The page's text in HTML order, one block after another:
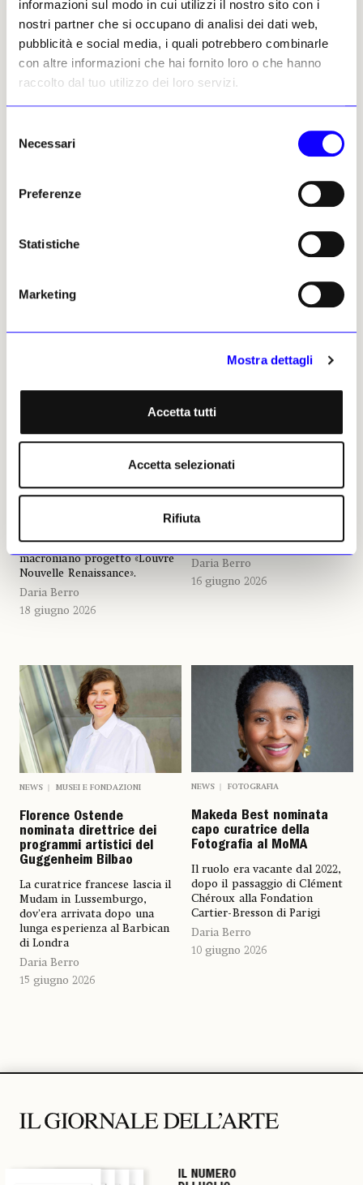
informazioni sul modo in cui utilizzi il nostro sito con i
nostri partner che si occupano di analisi dei dati web,
pubblicità e social media, i quali potrebbero combinarle
con altre informazioni che hai fornito loro o che hanno
raccolto dal tuo utilizzo dei loro servizi.
delNecessari
Preferenze
Statistiche
Marketing
Mostra dettagli
Accetta tutti
Accetta selezionati
Rifiuta
Musei e Fondazioni
A Praga gli eredi si riprendono
il Museo Mucha
neodirettore la situazione
insediamento Christophe
un’audizione al Senato che il
museo si trova a dover
affrontare un muro di spese
incontrerà gli architetti del
macroniano progetto «Louvre
Nouvelle Renaissance».
Daria Berro
18 giugno 2026
La Francia restituirà alla
esposti nell’Ottocento
negli «zoo umani»
casa le spoglie di sei Kali’na e
ha approvato ieri all’unanimità
una proposta di legge storica:
finora le restituzioni si
applicavano solo alle richieste
colonie francesi
Daria Berro
16 giugno 2026
NEWS MUSEI E FONDAZIONI
Florence Ostende
nominata direttrice dei
programmi artistici del
Guggenheim Bilbao
La curatrice francese lascia il
Mudam in Lussemburgo,
dov'era arrivata dopo una
lunga esperienza al Barbican
di Londra
Daria Berro
15 giugno 2026
NEWS FOTOGRAFIA
Makeda Best nominata
capo curatrice della
Fotografia al MoMA
Il ruolo era vacante dal 2022,
dopo il passaggio di Clément
Chéroux alla Fondation
Cartier-Bresson di Parigi
Daria Berro
10 giugno 2026
IL NUMERO
IL NUMERO
IL NUMERO
IL NUMERO